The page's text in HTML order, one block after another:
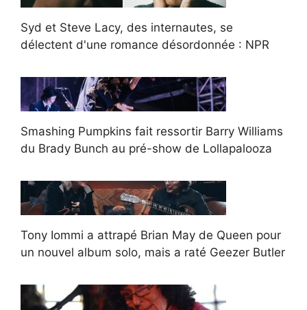
Syd et Steve Lacy, des internautes, se
délectent d'une romance désordonnée : NPR
Smashing Pumpkins fait ressortir Barry Williams
du Brady Bunch au pré-show de Lollapalooza
Tony Iommi a attrapé Brian May de Queen pour
un nouvel album solo, mais a raté Geezer Butler